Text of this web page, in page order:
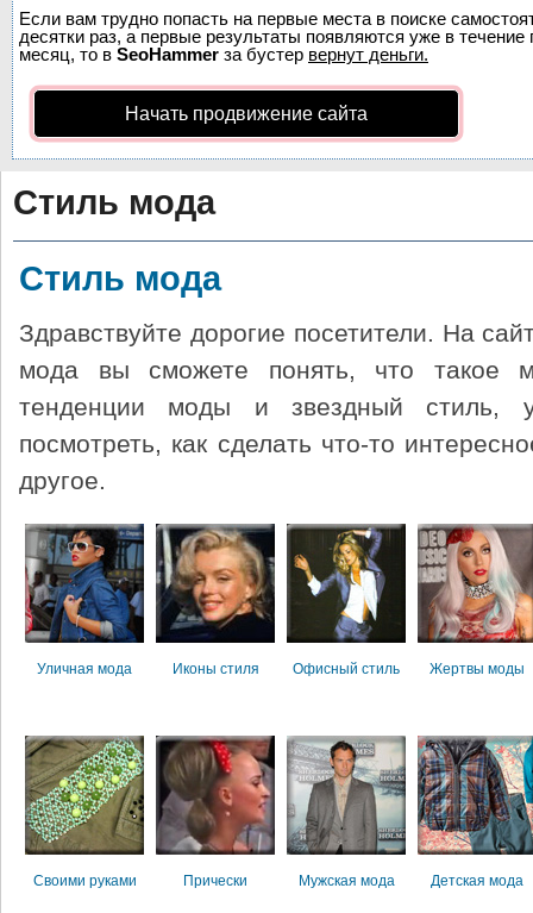
Если вам трудно попасть на первые места в поиске
десятки раз, а первые результаты появляются уже в
месяц, то в SeoHammer за бустер вернут деньги.
Начать продвижение сайта
Стиль мода
Стиль мода
Здравствуйте дорогие посетители. На
мода вы сможете понять, что такое
тенденции моды и звездный стиль,
посмотреть, как сделать что-то
другое.
Уличная мода Иконы стиля Офисный стиль Жертвы моды
Своими руками Прически Мужская мода Детская мода